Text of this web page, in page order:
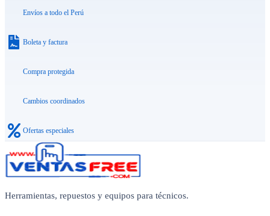
Envíos a todo el Perú
Boleta y factura
Compra protegida
Cambios coordinados
Ofertas especiales
Herramientas, repuestos y equipos para técnicos.